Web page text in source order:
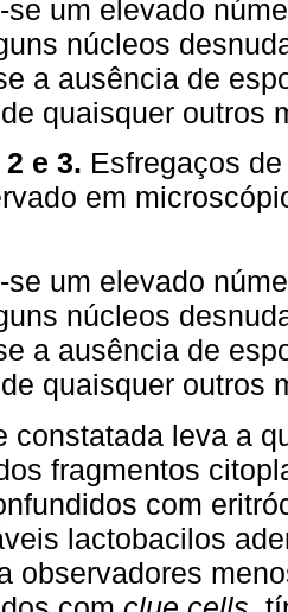
se um elevado
núcleos
a ausência de
quaisquer outros
2 e 3. Esfregaços
em
se um elevado
núcleos
a ausência de
quaisquer outros
constatada leva a
fragmentos
com
lactobacilos
observadores